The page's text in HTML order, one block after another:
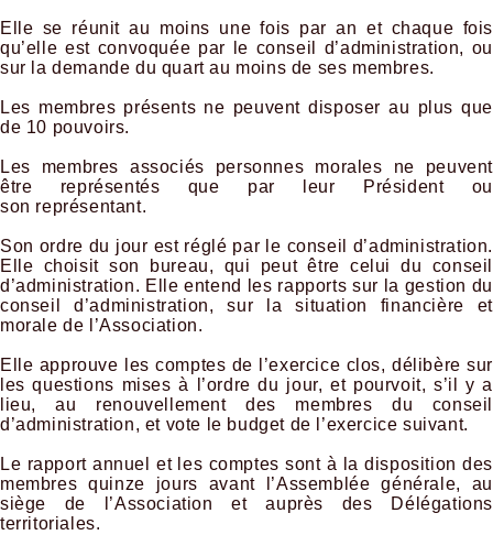
Elle se réunit au moins une fois par an et chaque fois
qu’elle est convoquée par le conseil d’administration, ou
sur la demande du quart au moins de ses membres.
Les membres présents ne peuvent disposer au plus que
de 10 pouvoirs.
Les membres associés personnes morales ne peuvent
être représentés que par leur Président ou
son représentant.
Son ordre du jour est réglé par le conseil d’administration.
Elle choisit son bureau, qui peut être celui du conseil
d’administration. Elle entend les rapports sur la gestion du
conseil d’administration, sur la situation financière et
morale de l’Association.
Elle approuve les comptes de l’exercice clos, délibère sur
les questions mises à l’ordre du jour, et pourvoit, s’il y a
lieu, au renouvellement des membres du conseil
d’administration, et vote le budget de l’exercice suivant.
Le rapport annuel et les comptes sont à la disposition des
membres quinze jours avant l’Assemblée générale, au
siège de l’Association et auprès des Délégations
territoriales.